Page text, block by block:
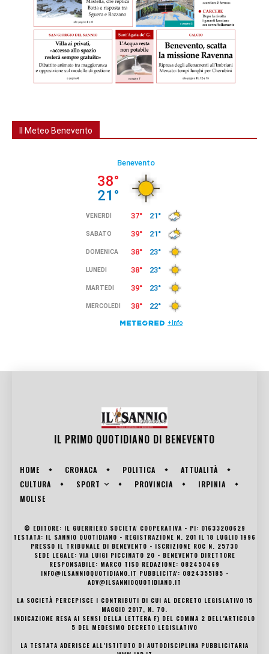
Il Meteo Benevento
IL PRIMO QUOTIDIANO DI BENEVENTO
HOME CRONACA POLITICA
ATTUALITÀ
CULTURA
SPORT PROVINCIA
IRPINIA
MOLISE
© EDITORE: IL GUERRIERO SOCIETA' COOPERATIVA - PI: 01633200629
TESTATA: IL SANNIO QUOTIDIANO - REGISTRAZIONE N. 201 IL 18 LUGLIO 1996
PRESSO IL TRIBUNALE DI BENEVENTO - ISCRIZIONE ROC N. 25730
SEDE LEGALE: VIA LUIGI PICCINATO 20 - BENEVENTO DIRETTORE
RESPONSABILE: MARCO TISO REDAZIONE: 082450469
INFO@ILSANNIOQUOTIDIANO.IT PUBBLICITA': 0824355185 -
ADV@ILSANNIOQUOTIDIANO.IT
LA SOCIETÀ PERCEPISCE I CONTRIBUTI DI CUI AL DECRETO LEGISLATIVO 15
MAGGIO 2017, N. 70.
INDICAZIONE RESA AI SENSI DELLA LETTERA F) DEL COMMA 2 DELL’ARTICOLO
5 DEL MEDESIMO DECRETO LEGISLATIVO
LA TESTATA ADERISCE ALL’ISTITUTO DI AUTODISCIPLINA PUBBLICITARIA